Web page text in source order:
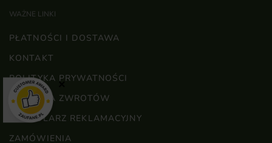
WAŻNE LINKI
PŁATNOŚCI I DOSTAWA
KONTAKT
POLITYKA PRYWATNOŚCI
POLITYKA ZWROTÓW
FORMULARZ REKLAMACYJNY
ZAMÓWIENIA
×